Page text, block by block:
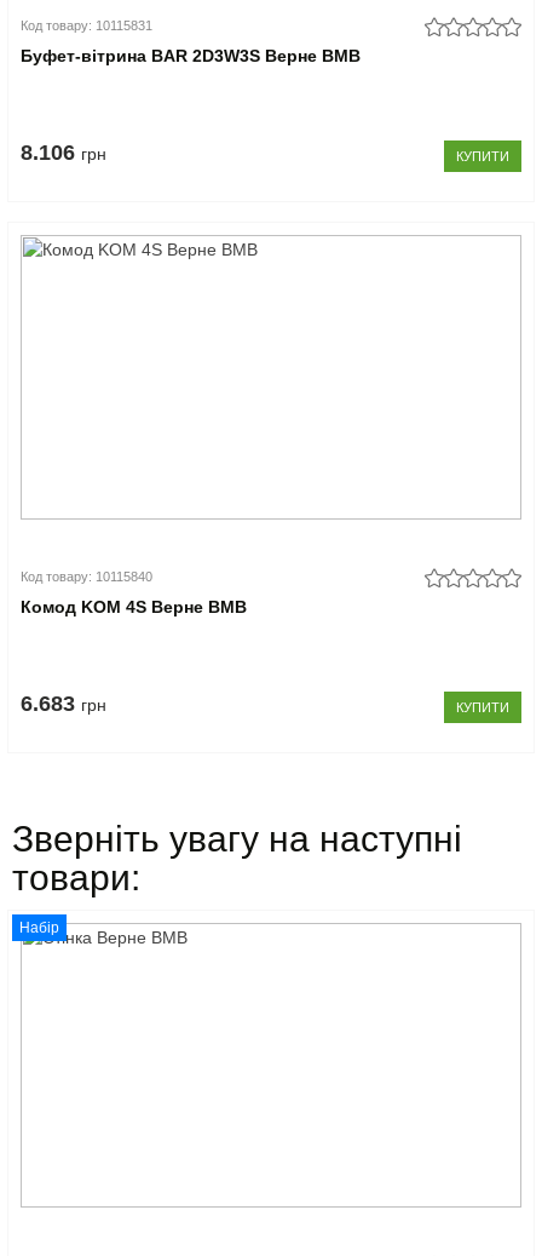
Код товару: 10115831
Буфет-вітрина BAR 2D3W3S Верне ВМВ
8.106 грн КУПИТИ
Код товару: 10115840
Комод KOM 4S Верне ВМВ
6.683 грн КУПИТИ
Зверніть увагу на наступні
товари:
Набір